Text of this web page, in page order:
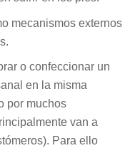
mecanismos externos
o confeccionar un
en la misma
por muchos
van a
Para ello